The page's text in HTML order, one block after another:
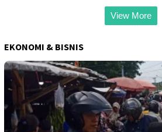
View More
EKONOMI & BISNIS